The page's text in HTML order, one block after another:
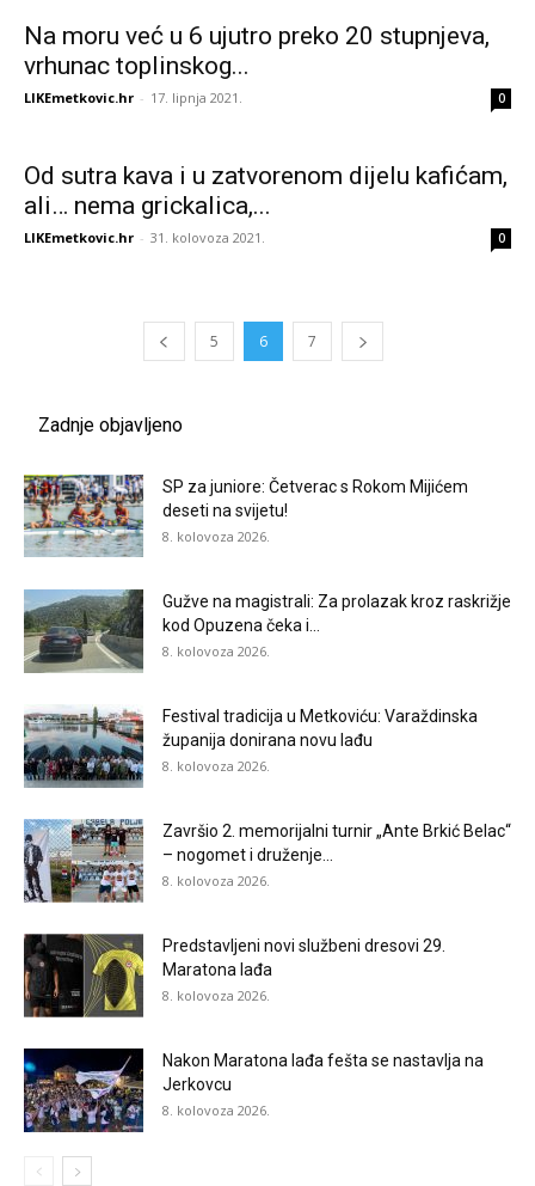
Na moru već u 6 ujutro preko 20 stupnjeva,
vrhunac toplinskog...
LIKEmetkovic.hr - 17. lipnja 2021. 0
Od sutra kava i u zatvorenom dijelu kafićam,
ali… nema grickalica,...
LIKEmetkovic.hr - 31. kolovoza 2021. 0
5 6 7
Zadnje objavljeno
SP za juniore: Četverac s Rokom Mijićem
deseti na svijetu!
8. kolovoza 2026.
Gužve na magistrali: Za prolazak kroz raskrižje
kod Opuzena čeka i...
8. kolovoza 2026.
Festival tradicija u Metkoviću: Varaždinska
županija donirana novu lađu
8. kolovoza 2026.
Završio 2. memorijalni turnir „Ante Brkić Belac“
– nogomet i druženje...
8. kolovoza 2026.
Predstavljeni novi službeni dresovi 29.
Maratona lađa
8. kolovoza 2026.
Nakon Maratona lađa fešta se nastavlja na
Jerkovcu
8. kolovoza 2026.